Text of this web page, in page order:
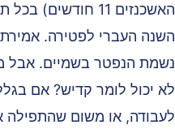
האשכנזים 11
העברי לפטירה. אמירת
הנפטר בשמיים. אבל
יכול לומר קדיש? אם
או משום שהתפילה